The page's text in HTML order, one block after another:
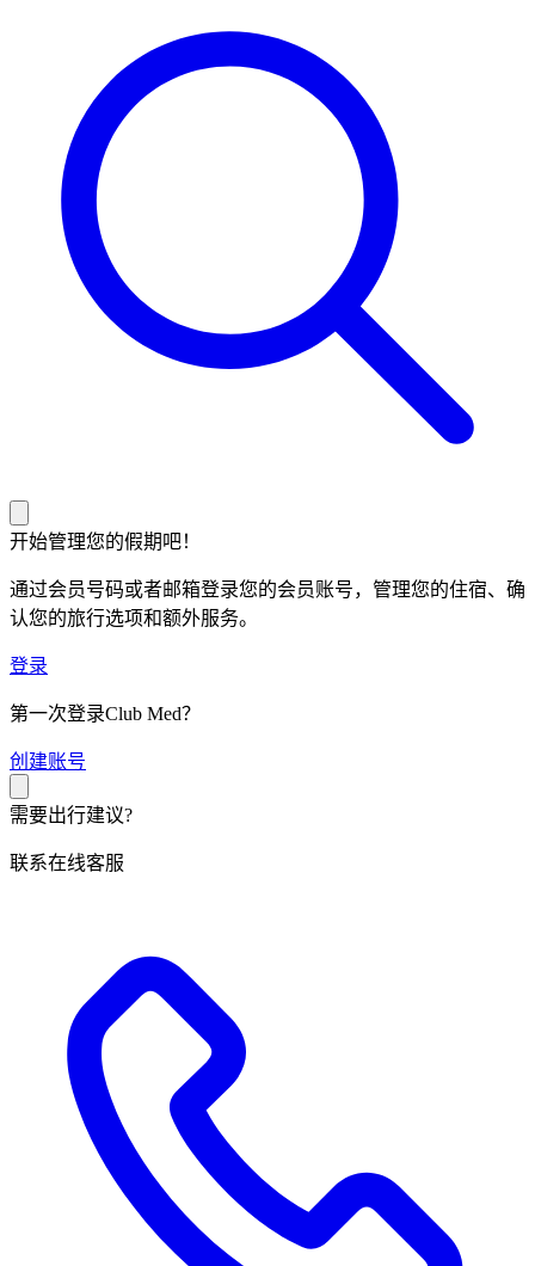
开始管理您的假期吧！
通过会员号码或者邮箱登录您的会员账号，管理您的住宿、确
认您的旅行选项和额外服务。
登录
第一次登录Club Med？
创 建账号
需要出行建议?
联系在线客服